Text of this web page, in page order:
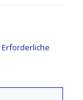
Erforderliche